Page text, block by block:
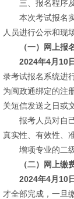
三、报名程序
本次考试报名实
人员进行公示和现
（一）网上报
2024年4月10
录考试报名系统进
为闽政通绑定的注
关短信发送之日或
报考人员对自己
真实性、有效性、
增项专业的二级
（二）网上缴
2024年4月10
才全部完成，一旦